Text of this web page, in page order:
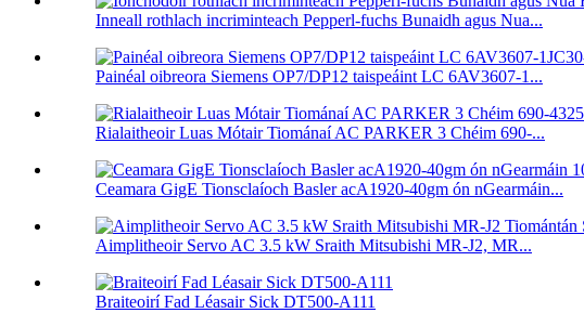
Inneall rothlach incriminteach Pepperl-fuchs Bunaidh agus Nua...
Painéal oibreora Siemens OP7/DP12 taispeáint LC 6AV3607-1...
Rialaitheoir Luas Mótair Tiománaí AC PARKER 3 Chéim 690-...
Ceamara GigE Tionsclaíoch Basler acA1920-40gm ón nGearmáin...
Aimplitheoir Servo AC 3.5 kW Sraith Mitsubishi MR-J2, MR...
Braiteoirí Fad Léasair Sick DT500-A111